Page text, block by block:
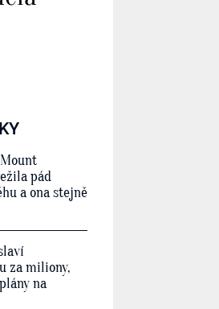
pád
a ona stejně
za miliony,
na